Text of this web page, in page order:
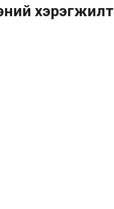
хэрэгжилт